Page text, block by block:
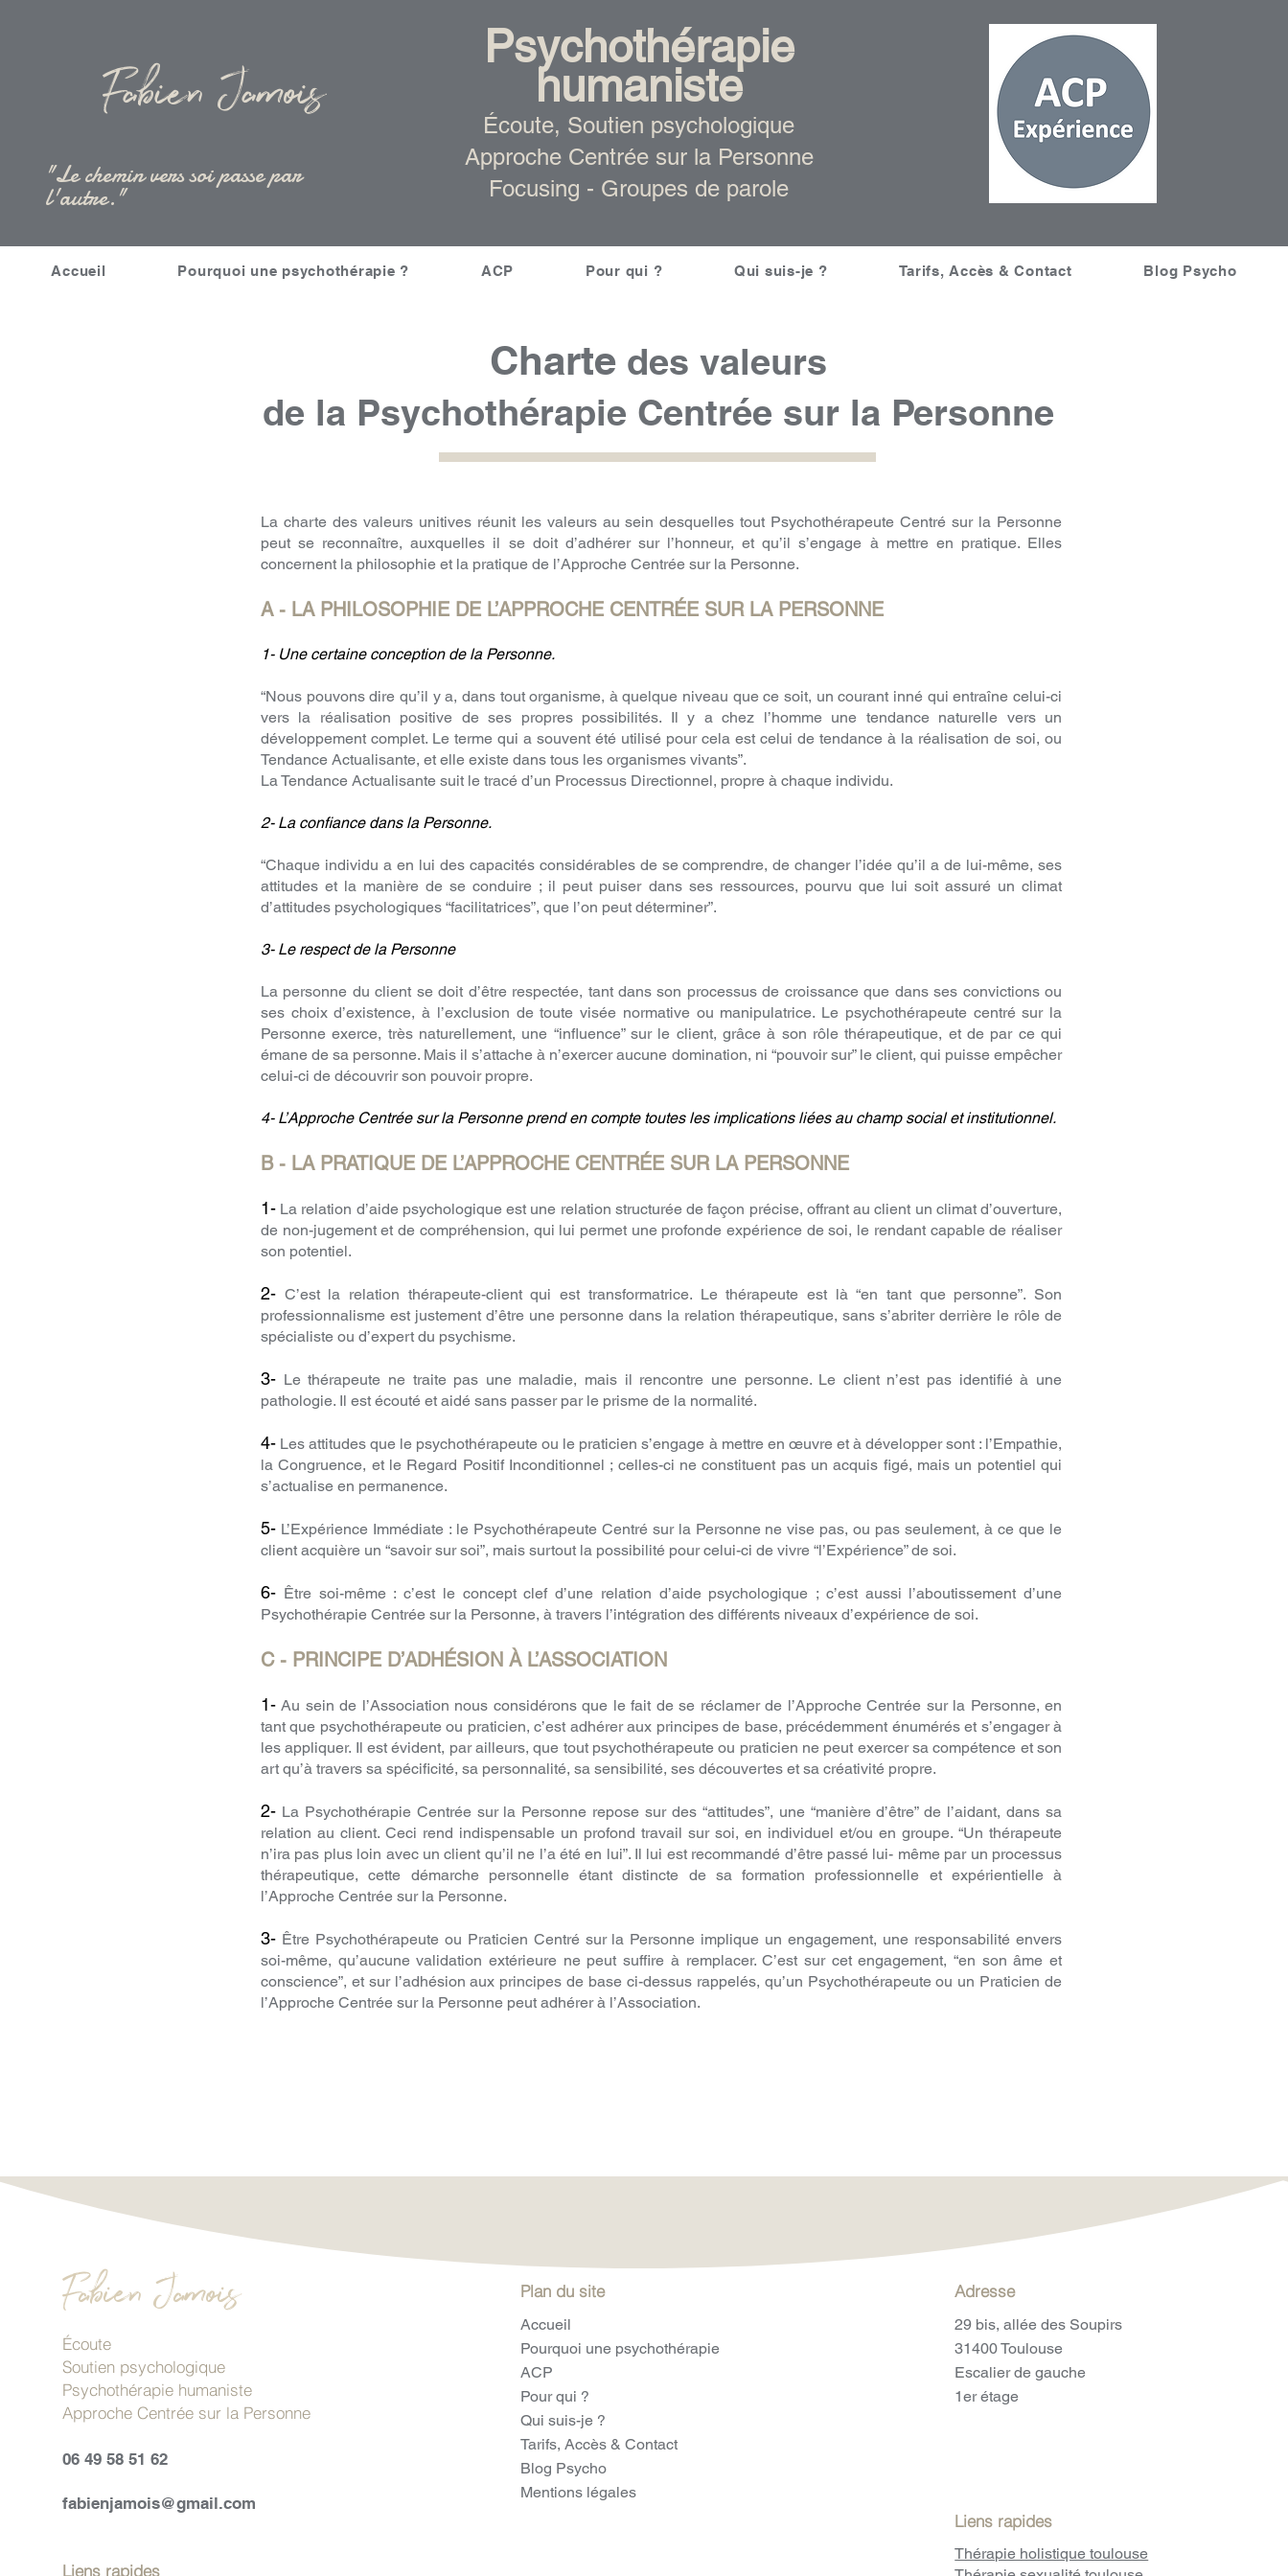
Fabien Jamois
"Le chemin vers soi passe par
l'autre."
Psychothérapie
humaniste
Écoute, Soutien psychologique
Approche Centrée sur la Personne
Focusing - Groupes de parole
Accueil Pourquoi une psychothérapie ? ACP Pour qui ? Qui suis-je ? Tarifs, Accès & Contact Blog Psycho
Chartedes valeurs
de la Psychothérapie Centrée sur la Personne
La charte des valeurs unitives réunit les valeurs au sein desquelles tout Psychothérapeute Centré sur la Personne
peut se reconnaître, auxquelles il se doit d’adhérer sur l’honneur, et qu’il s’engage à mettre en pratique. Elles
concernent la philosophie et la pratique de l’Approche Centrée sur la Personne.
A - LA PHILOSOPHIE DE L’APPROCHE CENTRÉE SUR LA PERSONNE
1- Une certaine conception de la Personne.
“Nous pouvons dire qu’il y a, dans tout organisme, à quelque niveau que ce soit, un courant inné qui entraîne celui-ci
vers la réalisation positive de ses propres possibilités. Il y a chez l’homme une tendance naturelle vers un
développement complet. Le terme qui a souvent été utilisé pour cela est celui de tendance à la réalisation de soi, ou
Tendance Actualisante, et elle existe dans tous les organismes vivants”.
La Tendance Actualisante suit le tracé d’un Processus Directionnel, propre à chaque individu.
2- La confiance dans la Personne.
“Chaque individu a en lui des capacités considérables de se comprendre, de changer l’idée qu’il a de lui-même, ses
attitudes et la manière de se conduire ; il peut puiser dans ses ressources, pourvu que lui soit assuré un climat
d’attitudes psychologiques “facilitatrices”, que l’on peut déterminer”.
3- Le respect de la Personne
La personne du client se doit d’être respectée, tant dans son processus de croissance que dans ses convictions ou
ses choix d’existence, à l’exclusion de toute visée normative ou manipulatrice. Le psychothérapeute centré sur la
Personne exerce, très naturellement, une “influence” sur le client, grâce à son rôle thérapeutique, et de par ce qui
émane de sa personne. Mais il s’attache à n’exercer aucune domination, ni “pouvoir sur” le client, qui puisse empêcher
celui-ci de découvrir son pouvoir propre.
4- L’Approche Centrée sur la Personne prend en compte toutes les implications liées au champ social et institutionnel.
B - LA PRATIQUE DE L’APPROCHE CENTRÉE SUR LA PERSONNE
1- La relation d’aide psychologique est une relation structurée de façon précise, offrant au client un climat d’ouverture,
de non-jugement et de compréhension, qui lui permet une profonde expérience de soi, le rendant capable de réaliser
son potentiel.
2- C’est la relation thérapeute-client qui est transformatrice. Le thérapeute est là “en tant que personne”. Son
professionnalisme est justement d’être une personne dans la relation thérapeutique, sans s’abriter derrière le rôle de
spécialiste ou d’expert du psychisme.
3- Le thérapeute ne traite pas une maladie, mais il rencontre une personne. Le client n’est pas identifié à une
pathologie. Il est écouté et aidé sans passer par le prisme de la normalité.
4- Les attitudes que le psychothérapeute ou le praticien s’engage à mettre en œuvre et à développer sont : l’Empathie,
la Congruence, et le Regard Positif Inconditionnel ; celles-ci ne constituent pas un acquis figé, mais un potentiel qui
s’actualise en permanence.
5- L’Expérience Immédiate : le Psychothérapeute Centré sur la Personne ne vise pas, ou pas seulement, à ce que le
client acquière un “savoir sur soi”, mais surtout la possibilité pour celui-ci de vivre “l’Expérience” de soi.
6- Être soi-même : c’est le concept clef d’une relation d’aide psychologique ; c’est aussi l’aboutissement d’une
Psychothérapie Centrée sur la Personne, à travers l’intégration des différents niveaux d’expérience de soi.
C - PRINCIPE D’ADHÉSION À L’ASSOCIATION
1- Au sein de l’Association nous considérons que le fait de se réclamer de l’Approche Centrée sur la Personne, en
tant que psychothérapeute ou praticien, c’est adhérer aux principes de base, précédemment énumérés et s’engager à
les appliquer. Il est évident, par ailleurs, que tout psychothérapeute ou praticien ne peut exercer sa compétence et son
art qu’à travers sa spécificité, sa personnalité, sa sensibilité, ses découvertes et sa créativité propre.
2- La Psychothérapie Centrée sur la Personne repose sur des “attitudes”, une “manière d’être” de l’aidant, dans sa
relation au client. Ceci rend indispensable un profond travail sur soi, en individuel et/ou en groupe. “Un thérapeute
n’ira pas plus loin avec un client qu’il ne l’a été en lui”. Il lui est recommandé d’être passé lui- même par un processus
thérapeutique, cette démarche personnelle étant distincte de sa formation professionnelle et expérientielle à
l’Approche Centrée sur la Personne.
3- Être Psychothérapeute ou Praticien Centré sur la Personne implique un engagement, une responsabilité envers
soi-même, qu’aucune validation extérieure ne peut suffire à remplacer. C’est sur cet engagement, “en son âme et
conscience”, et sur l’adhésion aux principes de base ci-dessus rappelés, qu’un Psychothérapeute ou un Praticien de
l’Approche Centrée sur la Personne peut adhérer à l’Association.
Fabien Jamois
Écoute
Soutien psychologique
Psychothérapie humaniste
Approche Centrée sur la Personne
06 49 58 51 62
fabienjamois@gmail.com
Liens rapides
Plan du site
Accueil
Pourquoi une psychothérapie
ACP
Pour qui ?
Qui suis-je ?
Tarifs, Accès & Contact
Blog Psycho
Mentions légales
Adresse
29 bis, allée des Soupirs
31400 Toulouse
Escalier de gauche
1er étage
Liens rapides
Thérapie holistique toulouse